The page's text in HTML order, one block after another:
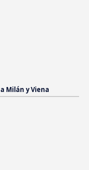
Milán y Viena